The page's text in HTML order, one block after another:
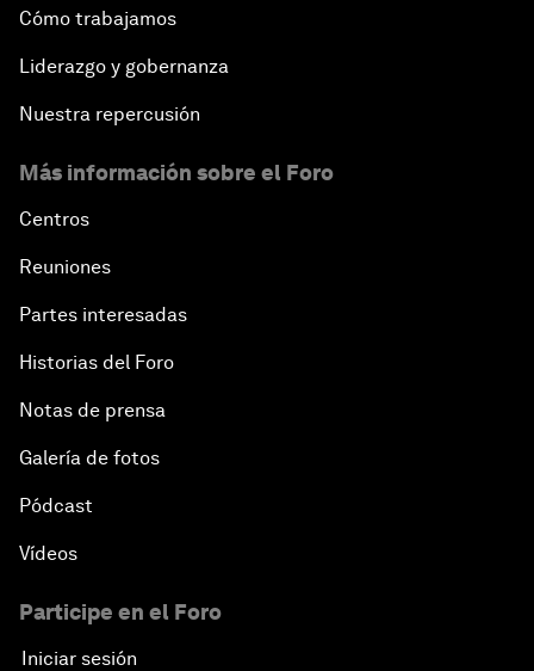
Cómo trabajamos
Liderazgo y gobernanza
Nuestra repercusión
Más información sobre el Foro
Centros
Reuniones
Partes interesadas
Historias del Foro
Notas de prensa
Galería de fotos
Pódcast
Vídeos
Participe en el Foro
Iniciar sesión